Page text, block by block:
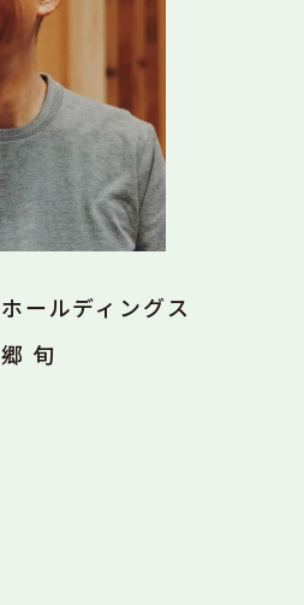
ールディングス
旬